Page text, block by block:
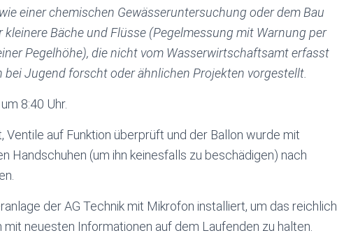
einer chemischen Gewässeruntersuchung oder dem Bau
Bäche und Flüsse (Pegelmessung mit Warnung per
Pegelhöhe), die nicht vom Wasserwirtschaftsamt erfasst
bei Jugend forscht oder ähnlichen Projekten vorgestellt.
8:40 Uhr.
auf Funktion überprüft und der Ballon wurde mit
Handschuhen (um ihn keinesfalls zu beschädigen) nach
der AG Technik mit Mikrofon installiert, um das reichlich
neuesten Informationen auf dem Laufenden zu halten.